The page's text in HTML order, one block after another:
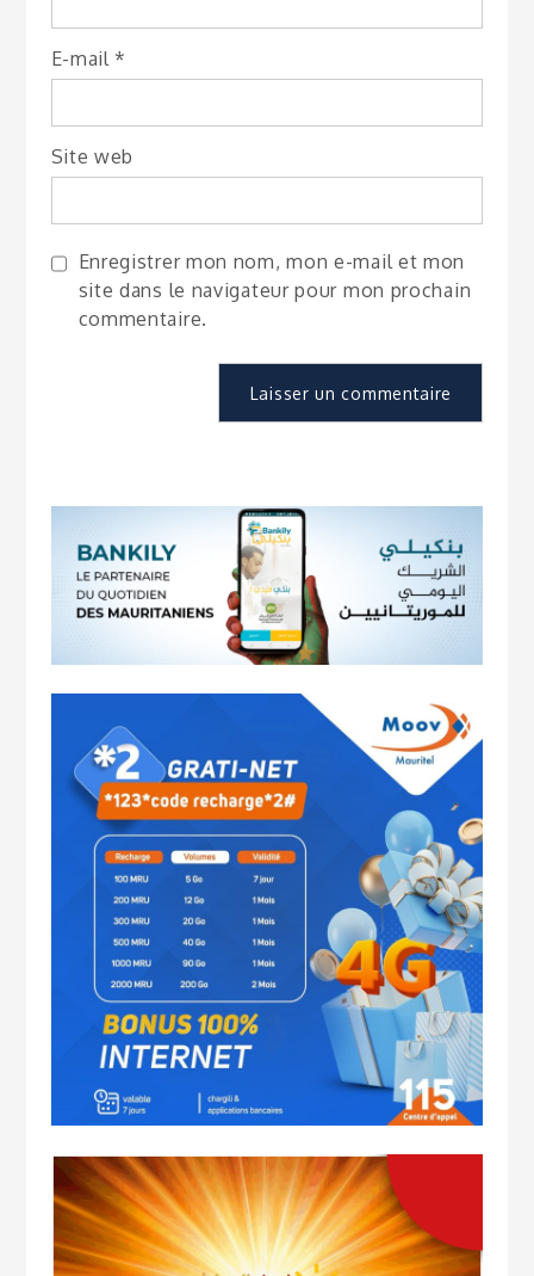
E-mail *
Site web
Enregistrer mon nom, mon e-mail et mon
site dans le navigateur pour mon prochain
commentaire.